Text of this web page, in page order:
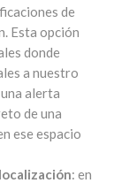
de
Esta opción
donde
a nuestro
alerta
de una
ese espacio
: en